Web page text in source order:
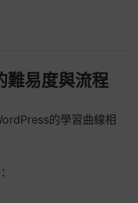
難易度與流程
的學習曲線相